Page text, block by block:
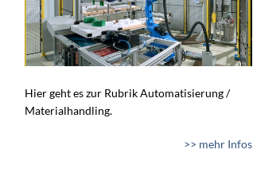
Hier geht es zur Rubrik Automatisierung /
Materialhandling.
>> mehr Infos